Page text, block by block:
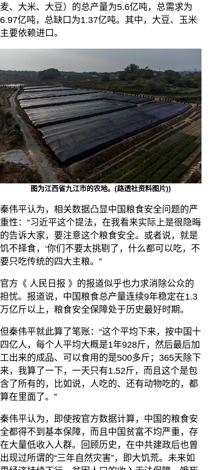
麦、大米、大豆）的总产量为5.6亿吨，总需求为
6.97亿吨，总缺口为1.37亿吨。其中，大豆、玉米
主要依赖进口。
图为江西省九江市的农地。(路透社资料图片))
秦伟平认为，相关数据凸显中国粮食安全问题的严
重性：“习近平这个提法，在我看来实际上是很隐晦
的告诉大家，要注意这个粮食安全。或者说，就是
饥不择食，‘你们不要太挑剔了，什么都可以吃，不
要只吃传统的四大主粮。”
官方《 人民日报 》的报道似乎也力求消除公众的
担忧。报道说，中国粮食总产量连续9年稳定在1.3
万亿斤以上，粮食安全保障处于历史最好时期。
但秦伟平就此算了笔账：“这个平均下来，按中国十
四亿人，每个人平均大概是1年928斤，然后最后加
工出来的成品、可以食用的是500多斤；365天除下
来，我算了一下，一天只有1.52斤，而且这个是包
含了所有的，比如说，人吃的、还有动物吃的，都
算在里面了。”
秦伟平认为，即使按官方数据计算，中国的粮食安
全都得不到基本保障，而且中国贫富不均严重，存
在大量低收入人群。回顾历史，在中共建政后也曾
出现过所谓的“三年自然灾害”，即大饥荒。未来如